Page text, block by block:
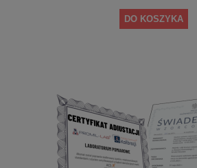
DO KOSZYKA